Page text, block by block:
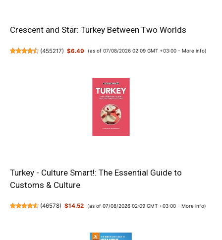
Crescent and Star: Turkey Between Two Worlds
(455217) $6.49 (as of 07/08/2026 02:09 GMT +03:00 - More info)
Turkey - Culture Smart!: The Essential Guide to
Customs & Culture
(46578) $14.52 (as of 07/08/2026 02:09 GMT +03:00 - More info)